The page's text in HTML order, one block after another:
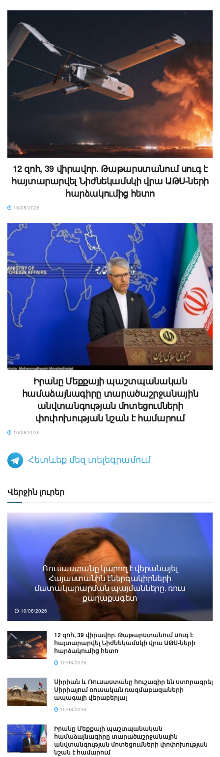
12 զոհ, 39 վիրավոր. Թաթարստանում սուգ է
հայտարարվել Նիժնեկամսկի վրա ԱԹՍ-ների
հարձակումից հետո
10/08/2026
Իրանը Մեքքայի պաշտպանական
համաձայնագիրը տարածաշրջանային
անվտանգության մոտեցումների
փոփոխության նշան է համարում
10/08/2026
Հետևեք մեզ տելեգրամում
Վերջին լուրեր
Ռուսաստանը կարող է վերանայել
Հայաստանին էներգակիրների
մատակարարման պայմանները. ռուս
քաղաքագետ
10/08/2026
12 զոհ, 39 վիրավոր. Թաթարստանում սուգ է
հայտարարվել Նիժնեկամսկի վրա ԱԹՍ-ների
հարձակումից հետո
10/08/2026
Սիրիան և Ռուսաստանը հուշագիր են ստորագրել
Սիրիայում ռուսական ռազմաբազաների
ապագայի վերաբերյալ
10/08/2026
Իրանը Մեքքայի պաշտպանական
համաձայնագիրը տարածաշրջանային
անվտանգության մոտեցումների փոփոխության
նշան է համարում